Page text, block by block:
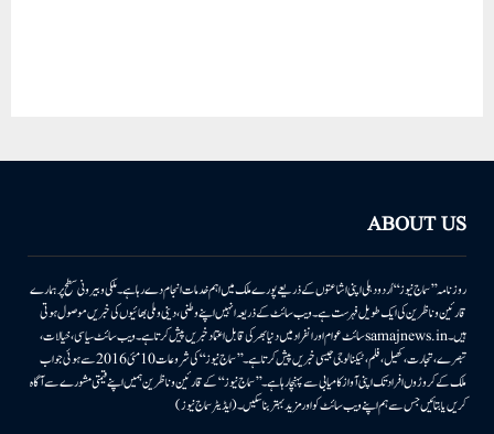
ABOUT US
روزنامہ ’’سماج نیوز‘‘ اُردو دہلی اپنی اشاعتوں کے ذریعے پورے ملک میں اہم خدمات انجام دے رہا ہے۔ ملکی وبیرونی سطح پر ہمارے
قارئین وناظرین کی ایک طویل فہرست ہے۔ ویب سائٹ کے ذریعہ انہیں اپنے وطنی، دینی وملی بھائیوں کی خبریں موصول ہوتی
ہیں۔samajnews.inسائٹ عوام اور انفراد میں دنیا بھر کی قابل اعتماد خبریں پیش کرتا ہے۔ ویب سائٹ سیاسی، خیالات،
تبصرے، تجارت، کھیل، فلم، ٹیکنالوجی جیسی خبریں پیش کرتا ہے۔ ’’سماج نیوز‘‘ کی شروعات 10مئی 2016 سے ہوئی جو اب
ملک کے کروڑوں افراد تک اپنی آواز کامیابی سے پہنچا رہا ہے۔ ’’سماج نیوز‘‘ کے قارئین وناظرین ہمیں اپنے قیمتی مشورے سے آگاہ
کریں یا بتائیں جس سے ہم اپنے ویب سائٹ کو اور مزید بہتر بناسکیں۔ (ایڈیٹر سماج نیوز)